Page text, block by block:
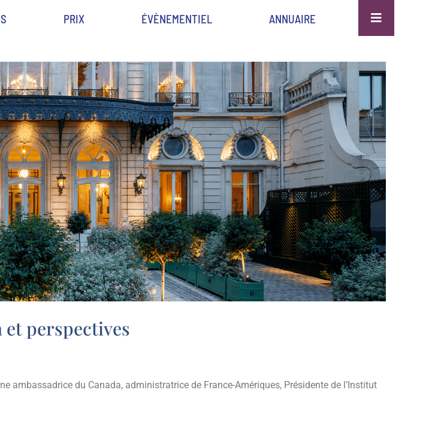
PRIX ÉVÈNEMENTIEL ANNUAIRE
et perspectives
ambassadrice du Canada, administratrice de France-Amériques, Présidente de l’Institut